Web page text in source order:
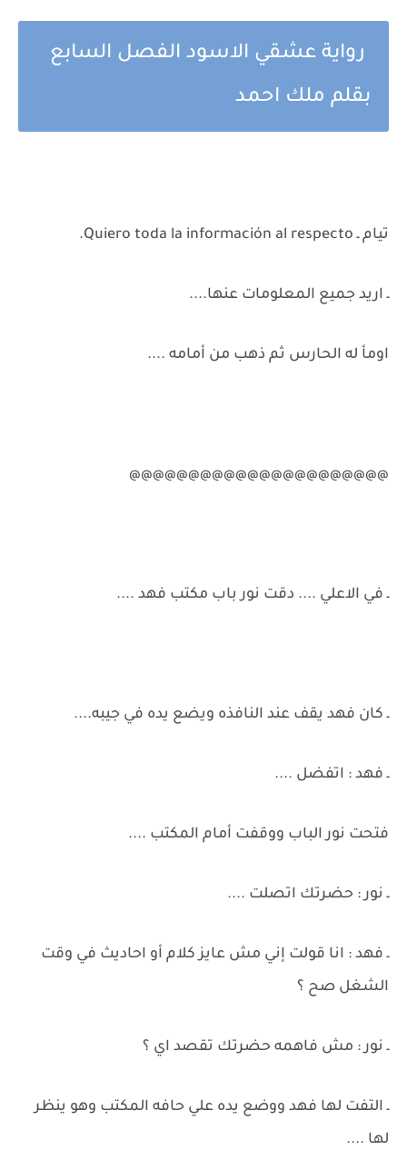
رواية عشقي الاسود الفصل السابع
بقلم ملك احمد
تيام ـ Quiero toda la información al respecto.
ـ اريد جميع المعلومات عنها....
اومأ له الحارس ثم ذهب من أمامه ....
@@@@@@@@@@@@@@@@@@@@@@
ـ في الاعلي .... دقت نور باب مكتب فهد ....
ـ كان فهد يقف عند النافذه ويضع يده في جيبه....
ـ فهد : اتفضل ....
فتحت نور الباب ووقفت أمام المكتب ....
ـ نور : حضرتك اتصلت ....
ـ فهد : انا قولت إني مش عايز كلام أو احاديث في وقت
الشغل صح ؟
ـ نور : مش فاهمه حضرتك تقصد اي ؟
ـ التفت لها فهد ووضع يده علي حافه المكتب وهو ينظر
لها ....